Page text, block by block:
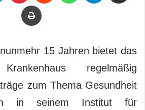
Drucken
15 Jahren bietet das
regelmäßig
zum Thema Gesundheit
in seinem Institut für